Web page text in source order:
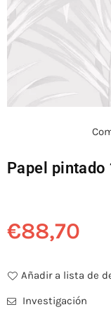
Papel
Precio
€88,70
Añadir a lista de
Investigación